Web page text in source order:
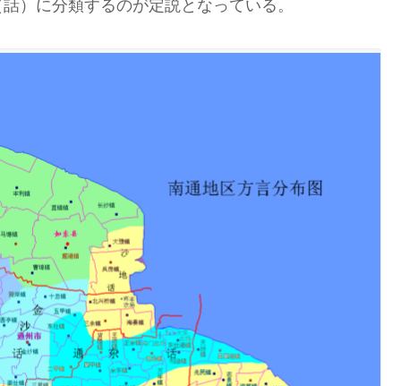
）に分類するのが定説となっている。